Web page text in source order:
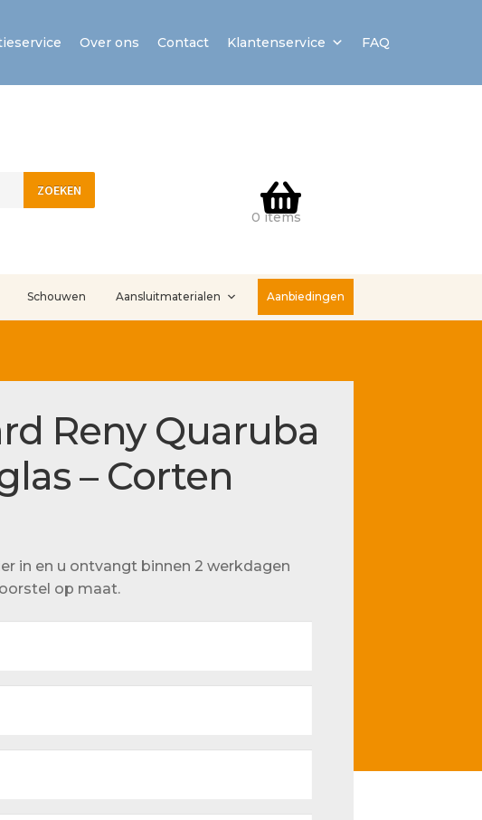
Over ons Contact Klantenservice FAQ
ZOEKEN
0 items
Schouwen Aansluitmaterialen Aanbiedingen
Reny Quaruba
– Corten
in en u ontvangt binnen 2 werkdagen
op maat.